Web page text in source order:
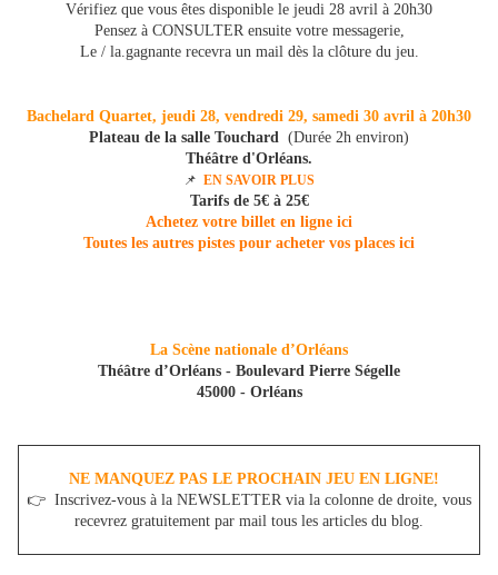
Vérifiez que vous êtes disponible le jeudi 28 avril à 20h30
Pensez à CONSULTER ensuite votre messagerie,
Le / la.gagnante recevra un mail dès la clôture du jeu.
Bachelard Quartet, jeudi 28, vendredi 29, samedi 30 avril à 20h30
Plateau de la salle Touchard (Durée 2h environ)
Théâtre d'Orléans.
📌 EN SAVOIR PLUS
Tarifs de 5€ à 25€
Achetez votre billet en ligne ici
Toutes les autres pistes pour acheter vos places ici
La Scène nationale d’Orléans
Théâtre d’Orléans - Boulevard Pierre Ségelle
45000 - Orléans
NE MANQUEZ PAS LE PROCHAIN JEU EN LIGNE!
👉 Inscrivez-vous à la NEWSLETTER via la colonne de droite, vous
recevrez gratuitement par mail tous les articles du blog.